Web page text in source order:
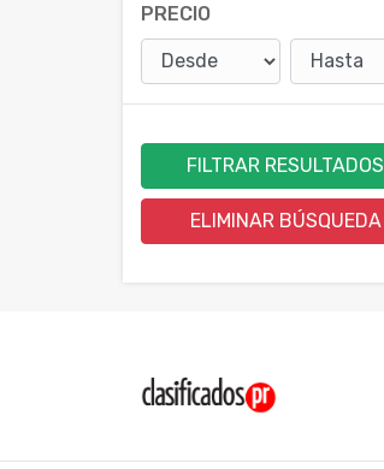
PRECIO
FILTRAR RESULTADOS
ELIMINAR BÚSQUEDA